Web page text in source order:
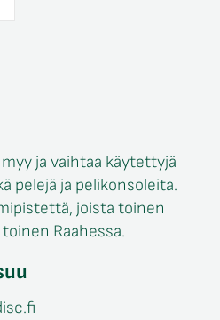
ja vaihtaa käytettyjä
pelejä ja pelikonsoleita.
joista toinen
Raahessa.